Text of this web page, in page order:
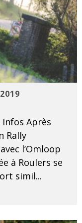
Infos Après
Rally
l’Omloop
à Roulers se
simil...